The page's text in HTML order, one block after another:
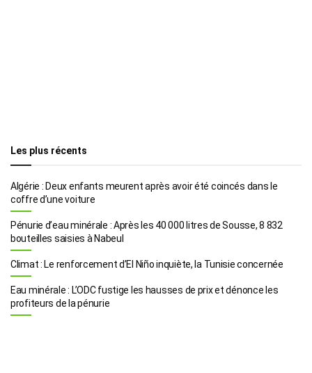
Les plus récents
Algérie : Deux enfants meurent après avoir été coincés dans le
coffre d’une voiture
Pénurie d’eau minérale : Après les 40 000 litres de Sousse, 8 832
bouteilles saisies à Nabeul
Climat : Le renforcement d’El Niño inquiète, la Tunisie concernée
Eau minérale : L’ODC fustige les hausses de prix et dénonce les
profiteurs de la pénurie